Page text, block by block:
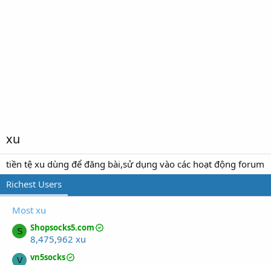
xu
tiền tệ xu dùng để đăng bài,sử dụng vào các hoạt động forum
Richest Users
Most xu
S Shopsocks5.com
8,475,962 xu
V vn5socks